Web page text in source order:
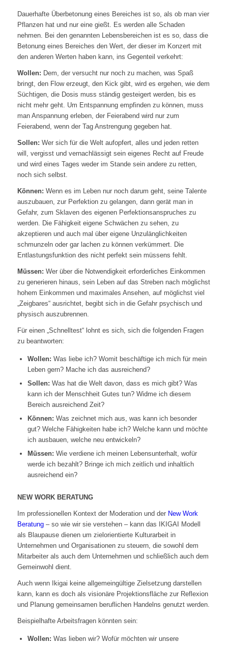
Dauerhafte Überbetonung eines Bereiches ist so, als ob man vier
Pflanzen hat und nur eine gießt. Es werden alle Schaden
nehmen. Bei den genannten Lebensbereichen ist es so, dass die
Betonung eines Bereiches den Wert, der dieser im Konzert mit
den anderen Werten haben kann, ins Gegenteil verkehrt:
Wollen: Dem, der versucht nur noch zu machen, was Spaß
bringt, den Flow erzeugt, den Kick gibt, wird es ergehen, wie dem
Süchtigen, die Dosis muss ständig gesteigert werden, bis es
nicht mehr geht. Um Entspannung empfinden zu können, muss
man Anspannung erleben, der Feierabend wird nur zum
Feierabend, wenn der Tag Anstrengung gegeben hat.
Sollen: Wer sich für die Welt aufopfert, alles und jeden retten
will, vergisst und vernachlässigt sein eigenes Recht auf Freude
und wird eines Tages weder im Stande sein andere zu retten,
noch sich selbst.
Können: Wenn es im Leben nur noch darum geht, seine Talente
auszubauen, zur Perfektion zu gelangen, dann gerät man in
Gefahr, zum Sklaven des eigenen Perfektionsanspruches zu
werden. Die Fähigkeit eigene Schwächen zu sehen, zu
akzeptieren und auch mal über eigene Unzulänglichkeiten
schmunzeln oder gar lachen zu können verkümmert. Die
Entlastungsfunktion des nicht perfekt sein müssens fehlt.
Müssen: Wer über die Notwendigkeit erforderliches Einkommen
zu generieren hinaus, sein Leben auf das Streben nach möglichst
hohem Einkommen und maximales Ansehen, auf möglichst viel
„Zeigbares“ ausrichtet, begibt sich in die Gefahr psychisch und
physisch auszubrennen.
Für einen „Schnelltest“ lohnt es sich, sich die folgenden Fragen
zu beantworten:
Wollen: Was liebe ich? Womit beschäftige ich mich für mein
Leben gern? Mache ich das ausreichend?
Sollen: Was hat die Welt davon, dass es mich gibt? Was
kann ich der Menschheit Gutes tun? Widme ich diesem
Bereich ausreichend Zeit?
Können: Was zeichnet mich aus, was kann ich besonder
gut? Welche Fähigkeiten habe ich? Welche kann und möchte
ich ausbauen, welche neu entwickeln?
Müssen: Wie verdiene ich meinen Lebensunterhalt, wofür
werde ich bezahlt? Bringe ich mich zeitlich und inhaltlich
ausreichend ein?
NEW WORK BERATUNG
Im professionellen Kontext der Moderation und der New Work
Beratung– so wie wir sie verstehen – kann das IKIGAI Modell
als Blaupause dienen um zielorientierte Kulturarbeit in
Unternehmen und Organisationen zu steuern, die sowohl dem
Mitarbeiter als auch dem Unternehmen und schließlich auch dem
Gemeinwohl dient.
Auch wenn Ikigai keine allgemeingültige Zielsetzung darstellen
kann, kann es doch als visionäre Projektionsfläche zur Reflexion
und Planung gemeinsamen beruflichen Handelns genutzt werden.
Beispielhafte Arbeitsfragen könnten sein:
Wollen: Was lieben wir? Wofür möchten wir unsere